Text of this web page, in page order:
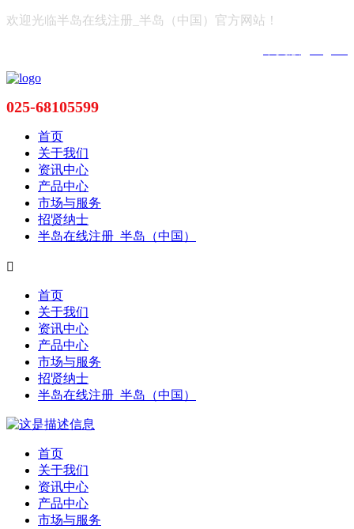
欢迎光临半岛在线注册_半岛（中国）官方网站！
025-68105599
首页
关于我们
资讯中心
产品中心
市场与服务
招贤纳士
半岛在线注册_半岛（中国）

首页
关于我们
资讯中心
产品中心
市场与服务
招贤纳士
半岛在线注册_半岛（中国）
首页
关于我们
资讯中心
产品中心
市场与服务